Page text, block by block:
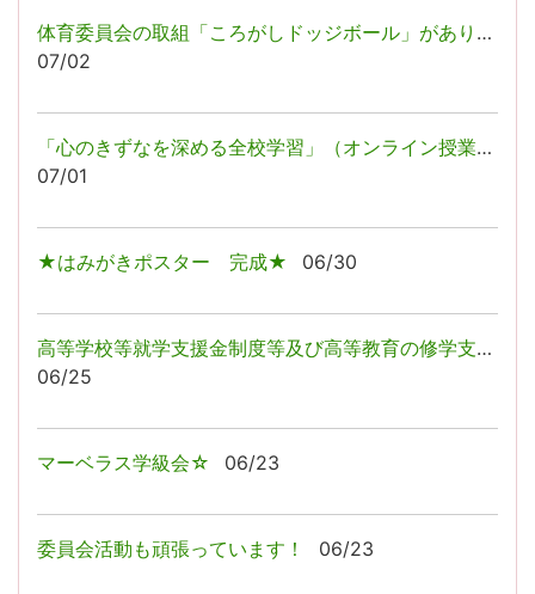
体育委員会の取組「ころがしドッジボール」がありました！
07/02
「心のきずなを深める全校学習」（オンライン授業）を行いました！
07/01
★はみがきポスター 完成★ 06/30
高等学校等就学支援金制度等及び高等教育の修学支援新制度のお知らせ
06/25
マーベラス学級会☆ 06/23
委員会活動も頑張っています！ 06/23